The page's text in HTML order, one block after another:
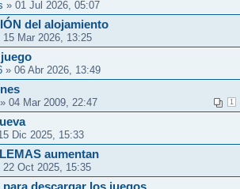
» 01 Jul 2026, 05:07
del alojamiento
Mar 2026, 13:25
» 06 Abr 2026, 13:49
1
» 04 Mar 2009, 22:47
Dic 2025, 15:33
aumentan
Oct 2025, 15:35
para descargar los juegos